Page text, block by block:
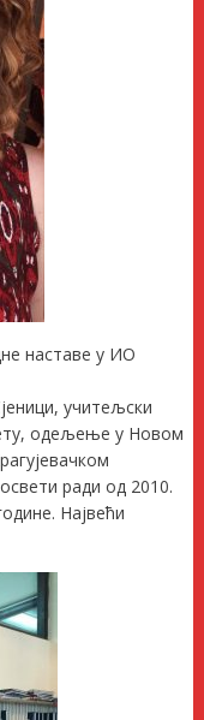
наставе у ИО
учитељски
одељење у Новом
ради од 2010.
Највећи